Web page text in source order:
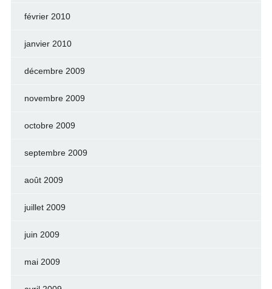
février 2010
janvier 2010
décembre 2009
novembre 2009
octobre 2009
septembre 2009
août 2009
juillet 2009
juin 2009
mai 2009